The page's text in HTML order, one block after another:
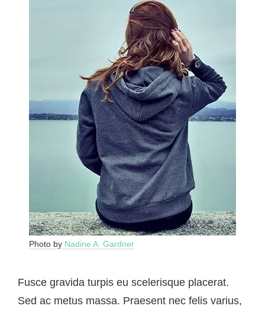
Photo by Nadine A. Gardner
Fusce gravida turpis eu scelerisque placerat.
Sed ac metus massa. Praesent nec felis varius,